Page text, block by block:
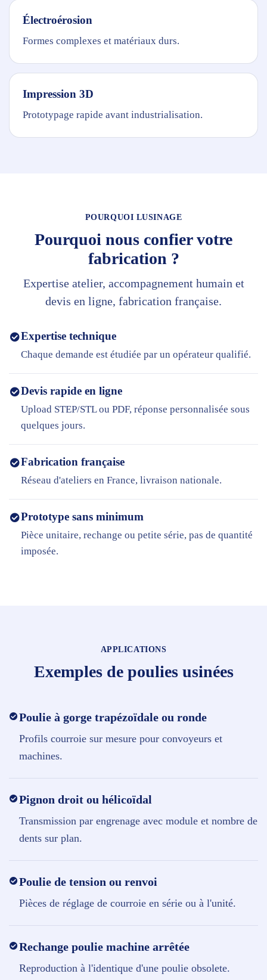
Électroérosion
Formes complexes et matériaux durs.
Impression 3D
Prototypage rapide avant industrialisation.
POURQUOI LUSINAGE
Pourquoi nous confier votre
fabrication ?
Expertise atelier, accompagnement humain et
devis en ligne, fabrication française.
Expertise technique
Chaque demande est étudiée par un opérateur qualifié.
Devis rapide en ligne
Upload STEP/STL ou PDF, réponse personnalisée sous
quelques jours.
Fabrication française
Réseau d'ateliers en France, livraison nationale.
Prototype sans minimum
Pièce unitaire, rechange ou petite série, pas de quantité
imposée.
APPLICATIONS
Exemples de poulies usinées
Poulie à gorge trapézoïdale ou ronde
Profils courroie sur mesure pour convoyeurs et
machines.
Pignon droit ou hélicoïdal
Transmission par engrenage avec module et nombre de
dents sur plan.
Poulie de tension ou renvoi
Pièces de réglage de courroie en série ou à l'unité.
Rechange poulie machine arrêtée
Reproduction à l'identique d'une poulie obsolete.